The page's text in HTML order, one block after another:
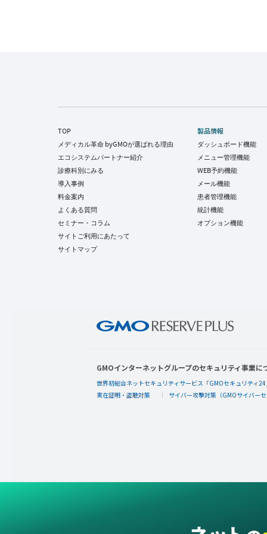
TOP
メディカル革命 byGMOが選ばれる理由
エコシステムパートナー紹介
診療科別にみる
導入事例
料金案内
よくある質問
セミナー・コラム
サイトご利用にあたって
サイトマップ
製品情報
ダッシュボード機能
メニュー管理機能
WEB予約機能
メール機能
患者管理機能
統計機能
オプション機能
GMOインターネットグループのセキュリティ事業に
世界初総合ネットセキュリティサービス「GMOセキュリティ
実在証明・盗聴対策
サイバー攻撃対策（GMOサイバー